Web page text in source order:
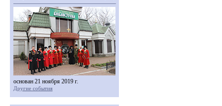
основан 21 ноября 2019 г.
Другие события